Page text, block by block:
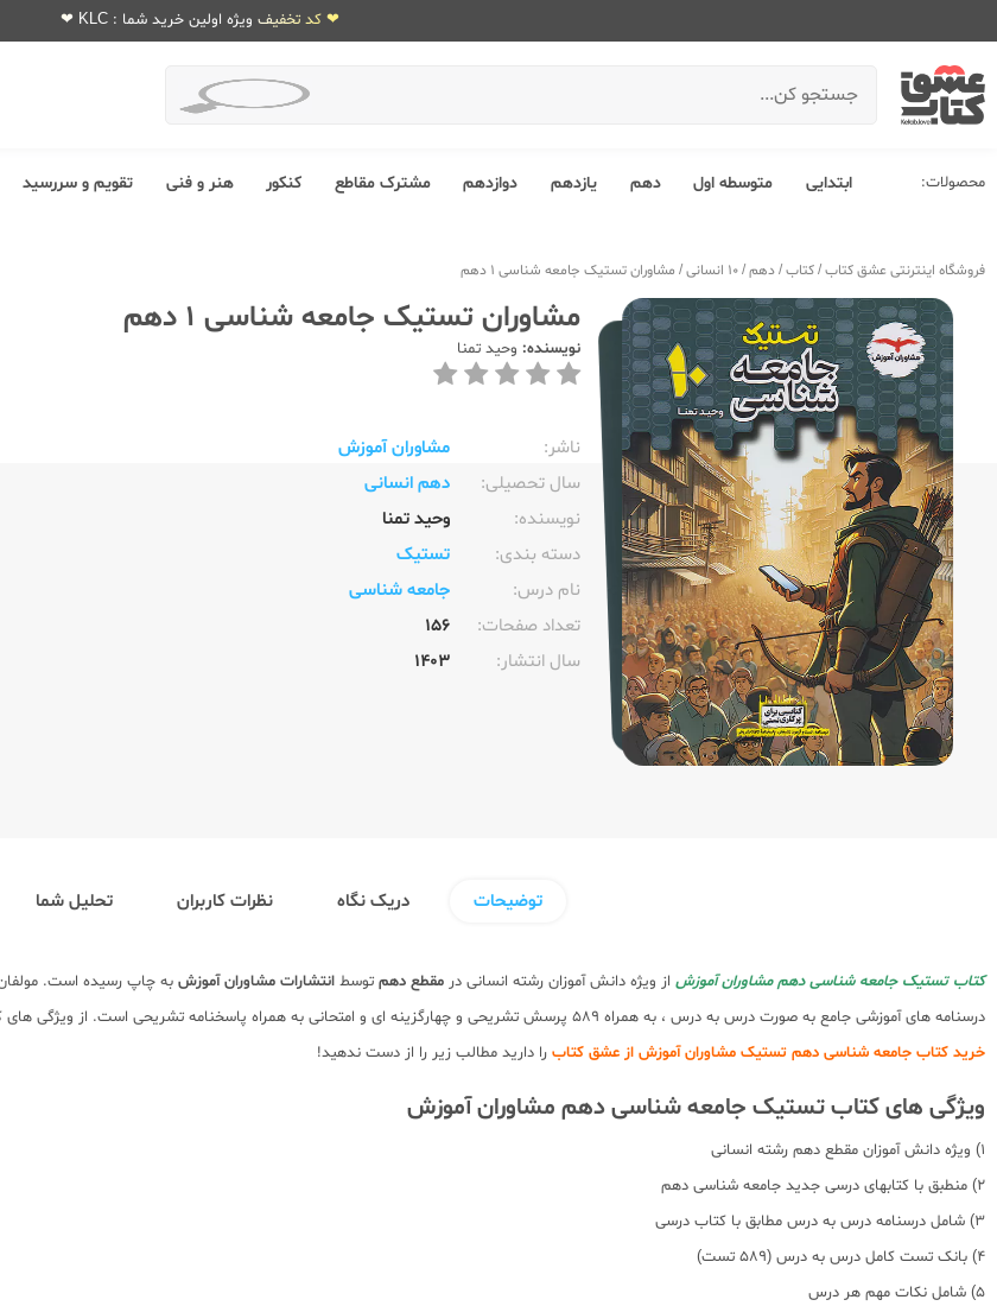
❤ کد تخفیف ویژه اولین خرید شما : KLC ❤
محصولات: ابتدایی متوسطه اول دهم یازدهم دوازدهم مشترک مقاطع کنکور هنر و فنی تقویم و سررسید
فروشگاه اینترنتی عشق کتاب/کتاب/دهم/10 انسانی / مشاوران تستیک جامعه شناسی 1 دهم
مشاوران تستیک جامعه شناسی 1 دهم
نویسنده: وحید تمنا
ناشر:‌
مشاوران آموزش
سال تحصیلی:‌
دهم انسانی
نویسنده:‌
وحید تمنا
دسته بندی:
تستیک
نام درس:
جامعه شناسی
تعداد صفحات:‌
156
سال انتشار:‌
1403
توضیحات دریک نگاه نظرات کاربران تحلیل شما
کتاب تستیک جامعه شناسی دهم مشاوران آموزش از ویژه دانش آموزان رشته انسانی در مقطع دهم توسط انتشارات مشاوران آموزش به چاپ رسیده است.
درسنامه های آموزشی جامع به صورت درس به درس ، به همراه 589 پرسش تشریحی و چهارگزینه ای و امتحانی به همراه پاسخنامه تشریحی است. از ویژگی های کتاب پیش رو ارائه مثال های مفهومی در خلال درسنامه برای تفهیم بهتر مطالب است. اگر قصد
خرید کتاب جامعه شناسی دهم تستیک مشاوران آموزش از عشق کتاب را دارید مطالب زیر را از دست ندهید!
ویژگی های کتاب تستیک جامعه شناسی دهم مشاوران آموزش
1) ویژه دانش آموزان مقطع دهم رشته انسانی
2) منطبق با کتابهای درسی جدید جامعه شناسی دهم
3) شامل درسنامه درس به درس مطابق با کتاب درسی
4) بانک تست کامل درس به درس (589 تست)
5) شامل نکات مهم هر درس